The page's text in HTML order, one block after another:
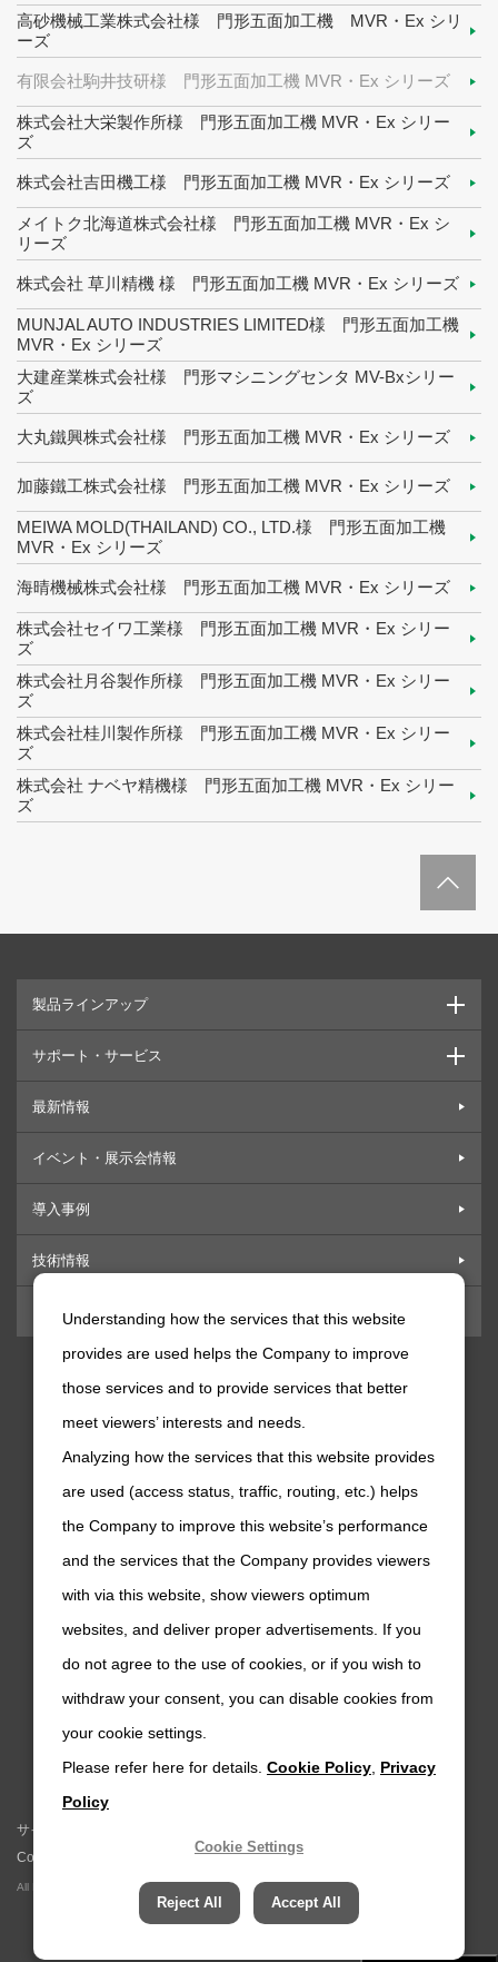
高砂機械工業株式会社様 門形五面加工機 MVR・Ex シリ
ーズ
有限会社駒井技研様 門形五面加工機 MVR・Ex シリーズ
株式会社大栄製作所様 門形五面加工機 MVR・Ex シリー
ズ
株式会社吉田機工様 門形五面加工機 MVR・Ex シリーズ
メイトク北海道株式会社様 門形五面加工機 MVR・Ex シ
リーズ
株式会社 草川精機 様 門形五面加工機 MVR・Ex シリーズ
MUNJAL AUTO INDUSTRIES LIMITED様 門形五面加工機
MVR・Ex シリーズ
大建産業株式会社様 門形マシニングセンタ MV-Bxシリー
ズ
大丸鐵興株式会社様 門形五面加工機 MVR・Ex シリーズ
加藤鐵工株式会社様 門形五面加工機 MVR・Ex シリーズ
MEIWA MOLD(THAILAND) CO., LTD.様 門形五面加工機
MVR・Ex シリーズ
海晴機械株式会社様 門形五面加工機 MVR・Ex シリーズ
株式会社セイワ工業様 門形五面加工機 MVR・Ex シリー
ズ
株式会社月谷製作所様 門形五面加工機 MVR・Ex シリー
ズ
株式会社桂川製作所様 門形五面加工機 MVR・Ex シリー
ズ
株式会社 ナベヤ精機様 門形五面加工機 MVR・Ex シリー
ズ
製品ラインアップ
サポート・サービス
最新情報
イベント・展示会情報
導入事例
技術情報
お問い合わせ
ニデックマシンツール
ニデックオーケーケー
TAKISAWA
SNS公式アカウント
サイトマップ
Cookieポリシー
ソーシャルメディアポリシー
All Rights Reserved. Copyright(C) NIDEC CORPORATION
Understanding how the services that this website
provides are used helps the Company to improve
those services and to provide services that better
meet viewers’ interests and needs.
Analyzing how the services that this website provides
are used (access status, traffic, routing, etc.) helps
the Company to improve this website’s performance
and the services that the Company provides viewers
with via this website, show viewers optimum
websites, and deliver proper advertisements. If you
do not agree to the use of cookies, or if you wish to
withdraw your consent, you can disable cookies from
your cookie settings.
Please refer here for details. Cookie Policy Privacy
Policy
Cookie Settings
Reject All Accept All